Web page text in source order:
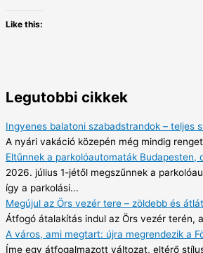
Like this:
Legutobbi cikkek
Ingyenes balatoni szabadstrandok – teljes
A nyári vakáció közepén még mindig
Eltűnnek a parkolóautomaták Budapesten,
2026. július 1-jétől megszűnnek a
így a parkolási...
Megújul az Örs vezér tere – zöldebb és
Átfogó átalakítás indul az Örs vezér terén,
A város, ami megtart: újra megrendezik a
Íme egy átfogalmazott változat, eltérő